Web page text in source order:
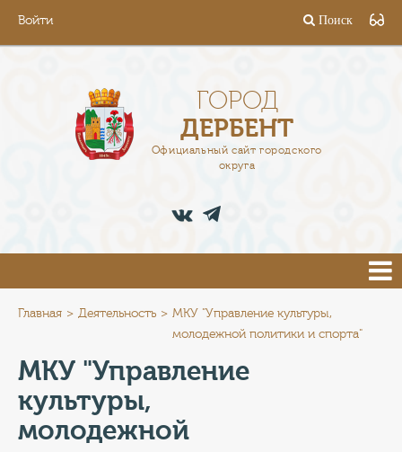
Войти Поиск
ГОРОД
ДЕРБЕНТ
Официальный сайт городского
округа
АДМИНИСТРАЦИЯ
ПРЕСС-ЦЕНТР
ТУРИСТАМ
КОНТАКТЫ
Главная Деятельность
МКУ "Управление культуры,
молодежной политики и спорта"
МКУ "Управление
культуры,
молодежной